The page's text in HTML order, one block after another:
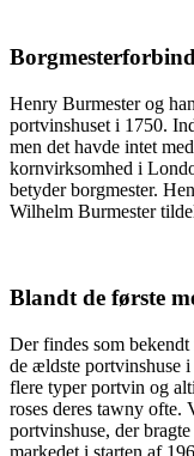
Henry Burmester og
portvinshuset i 1750.
men det havde intet
kornvirksomhed i
betyder borgmester.
Wilhelm Burmester
Blandt de første
Der findes som
de ældste portvinshuse
flere typer portvin og
roses deres tawny ofte.
portvinshuse, der
markedet i starten af